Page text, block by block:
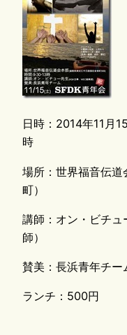
日時：2014年11月
時
場所：世界福音伝
町）
講師：オン・ビチ
師）
賛美：長浜青年チー
ランチ：500円